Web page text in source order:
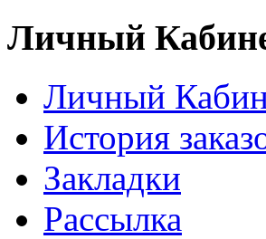
Личный
Личный
История
Закладки
Рассылка